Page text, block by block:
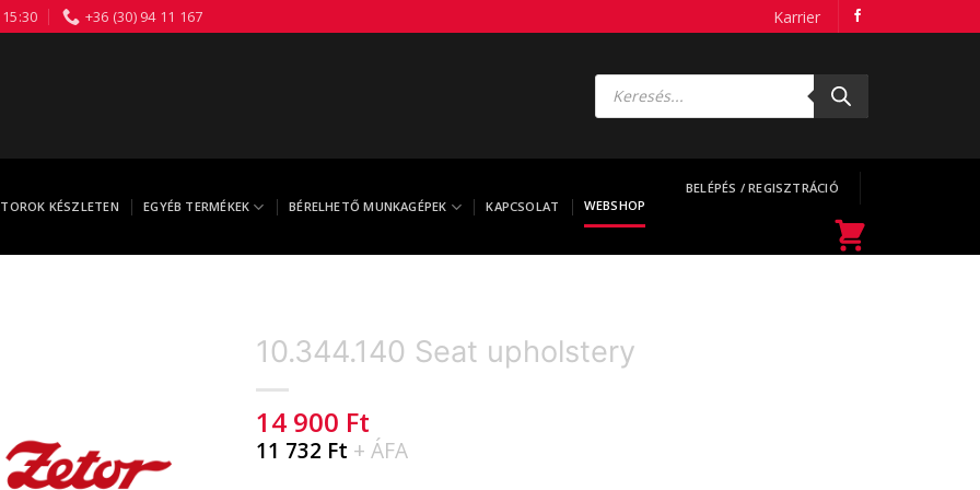
+36 (30) 94 11 167 Karrier
Products
search
KÉSZLETEN EGYÉB TERMÉKEK BÉRELHETŐ MUNKAGÉPEK KAPCSOLAT WEBSHOP
BELÉPÉS / REGISZTRÁCIÓ
10.344.140 Seat upholstery
14 900 Ft
11 732 Ft + ÁFA